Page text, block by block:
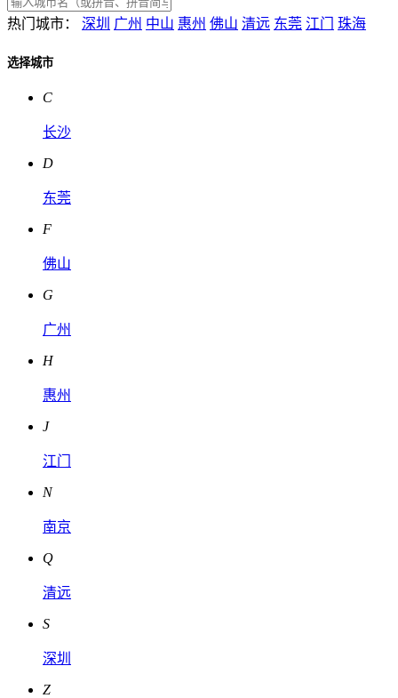
热门城市： 深圳 广州 中山 惠州 佛山 清远 东莞 江门 珠海
选择城市
C
长沙
D
东莞
F
佛山
G
广州
H
惠州
J
江门
N
南京
Q
清远
S
深圳
Z